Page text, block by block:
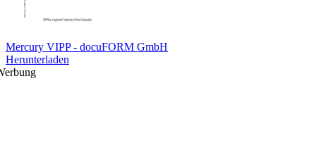
Mercury VIPP - docuFORM GmbH
Herunterladen